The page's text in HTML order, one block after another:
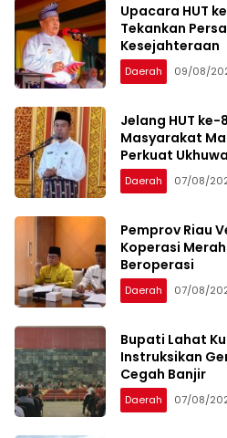
Upacara HUT
Tekankan
Kesejahteraan
Daerah 09/08/
Jelang HUT ke-
Masyarakat
Perkuat
Daerah 07/08/
Pemprov Riau
Koperasi
Beroperasi
Daerah 07/08/
Bupati Lahat
Instruksikan
Cegah Banjir
Daerah 07/08/